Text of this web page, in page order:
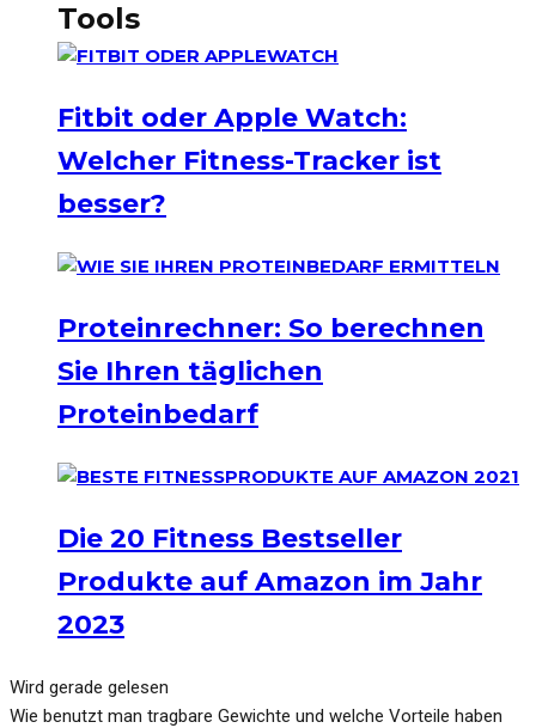
Tools
Fitbit oder Apple Watch:
Welcher Fitness-Tracker ist
besser?
Proteinrechner: So berechnen
Sie Ihren täglichen
Proteinbedarf
Die 20 Fitness Bestseller
Produkte auf Amazon im Jahr
2023
Wird gerade gelesen
Wie benutzt man tragbare Gewichte und welche Vorteile haben